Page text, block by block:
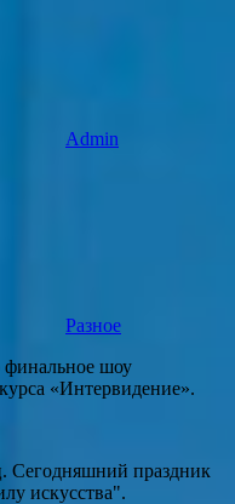
Admin
Разное
финальное шоу
«Интервидение».
Сегодняшний праздник
искусства".